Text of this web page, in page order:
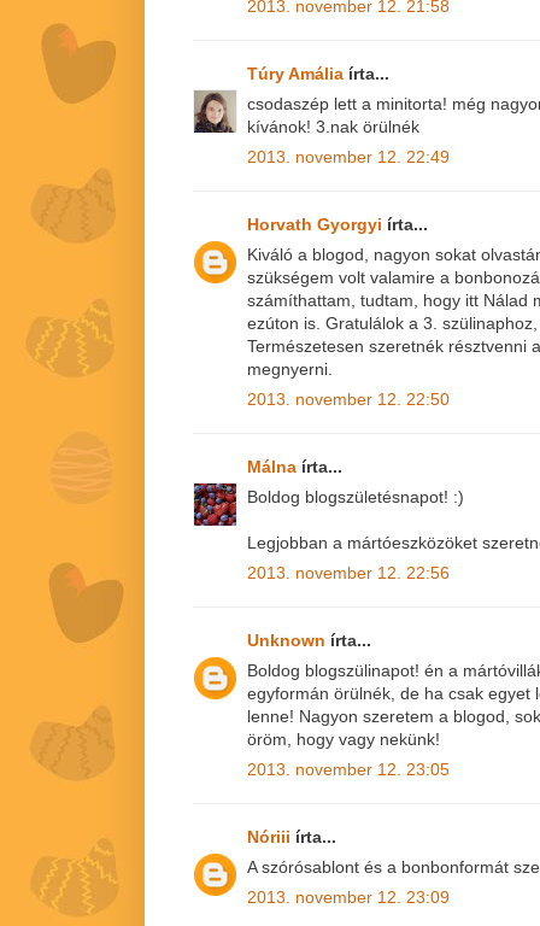
2013. november 12. 21:58
Túry Amália írta...
csodaszép lett a minitorta! még
kívánok! 3.nak örülnék
2013. november 12. 22:49
Horvath Gyorgyi írta...
Kiváló a blogod, nagyon sokat
szükségem volt valamire a
számíthattam, tudtam, hogy itt Nálad
ezúton is. Gratulálok a 3.
Természetesen szeretnék résztvenni
megnyerni.
2013. november 12. 22:50
Málna írta...
Boldog blogszületésnapot! :)
Legjobban a mártóeszközöket
2013. november 12. 22:56
Unknown írta...
Boldog blogszülinapot! én a
egyformán örülnék, de ha csak egyet
lenne! Nagyon szeretem a blogod,
öröm, hogy vagy nekünk!
2013. november 12. 23:05
Nóriii írta...
A szórósablont és a bonbonformát
2013. november 12. 23:09